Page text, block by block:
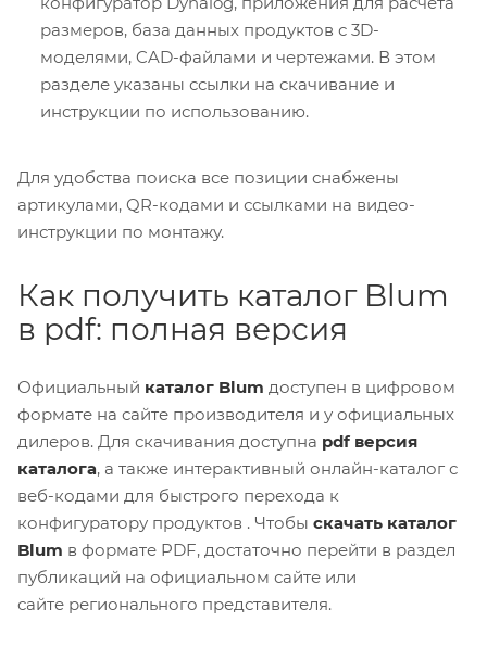
размеров, база данных продуктов с 3D-
моделями, CAD-файлами и чертежами. В этом
разделе указаны ссылки на скачивание и
инструкции по использованию.
Для удобства поиска все позиции снабжены
артикулами, QR-кодами и ссылками на видео-
инструкции по монтажу.
Как получить каталог Blum
в pdf: полная версия
Официальный каталог Blum доступен в цифровом
формате на сайте производителя и у официальных
дилеров. Для скачивания доступна pdf версия
каталога, а также интерактивный онлайн-каталог с
веб-кодами для быстрого перехода к
конфигуратору продуктов . Чтобы скачать каталог
Blum в формате PDF, достаточно перейти в раздел
публикаций на официальном сайте или
сайте регионального представителя.